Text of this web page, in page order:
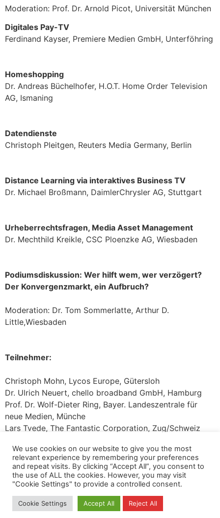
Moderation: Prof. Dr. Arnold Picot, Universität München
Digitales Pay-TV
Ferdinand Kayser, Premiere Medien GmbH, Unterföhring
Homeshopping
Dr. Andreas Büchelhofer, H.O.T. Home Order Television
AG, Ismaning
Datendienste
Christoph Pleitgen, Reuters Media Germany, Berlin
Distance Learning via interaktives Business TV
Dr. Michael Broßmann, DaimlerChrysler AG, Stuttgart
Urheberrechtsfragen, Media Asset Management
Dr. Mechthild Kreikle, CSC Ploenzke AG, Wiesbaden
Podiumsdiskussion: Wer hilft wem, wer verzögert?
Der Konvergenzmarkt, ein Aufbruch?
Moderation: Dr. Tom Sommerlatte, Arthur D.
Little,Wiesbaden
Teilnehmer:
Christoph Mohn, Lycos Europe, Gütersloh
Dr. Ulrich Neuert, chello broadband GmbH, Hamburg
Prof. Dr. Wolf-Dieter Ring, Bayer. Landeszentrale für
neue Medien, Münche
Lars Tvede, The Fantastic Corporation, Zug/Schweiz
Ferdinand Kayser, Premiere Medien GmbH, Unterföhring
Datenschutz Kopierrechte
Impressum
Kontakt
All rights reserved
We use cookies on our website to give you the most
relevant experience by remembering your preferences
and repeat visits. By clicking “Accept All”, you consent to
the use of ALL the cookies. However, you may visit
"Cookie Settings" to provide a controlled consent.
Cookie Settings Accept All Reject All